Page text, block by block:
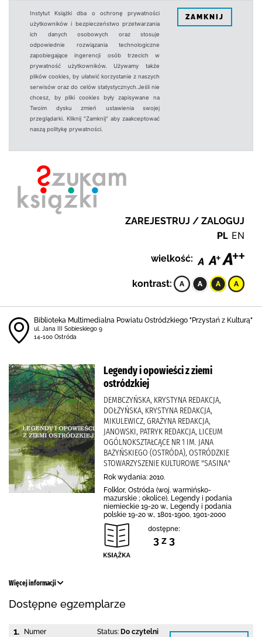
Instytut Książki dba o ochronę prywatności
użytkowników i bezpieczeństwo przetwarzania
ich danych osobowych oraz stosuje
odpowiednie rozwiązania technologiczne
zapobiegające ingerencji osób trzecich w
prywatność użytkowników. Używamy także
plików cookies, by ułatwić korzystanie z naszych
serwisów oraz do celów statystycznych.Jeśli nie
chcesz, by pliki cookies były zapisywane na
Twoim dysku zmień ustawienia swojej
przeglądarki. Kliknij "Zamknij" aby zaakceptować
naszą politykę prywatności.
ZAMKNIJ
ZAREJESTRUJ / ZALOGUJ
PL EN
wielkość:
kontrast:
Biblioteka Multimedialna Powiatu Ostródzkiego "Przystań z Kulturą"
ul. Jana III Sobieskiego 9
14-100 Ostróda
Legendy i opowieści z ziemi
ostródzkiej
DEMBCZYŃSKA, KRYSTYNA REDAKCJA,
DOŁŻYŃSKA, KRYSTYNA REDAKCJA,
MIKULEWICZ, GRAŻYNA REDAKCJA,
JANOWSKI, PATRYK REDAKCJA, LICEUM
OGÓLNOKSZTAŁCĄCE NR 1 IM. JANA
BAŻYŃSKIEGO (OSTRÓDA), OSTRÓDZKIE
STOWARZYSZENIE KULTUROWE "SASINA"
Rok wydania: 2010.
Folklor, Ostróda (woj. warmińsko-
mazurskie ; okolice), Legendy i podania
niemieckie 19-20 w., Legendy i podania
polskie 19-20 w., 1801-1900, 1901-2000
dostępne:
3 z 3
Więcej informacji
Dostępne egzemplarze
1.
Numer
Status: Do czytelni